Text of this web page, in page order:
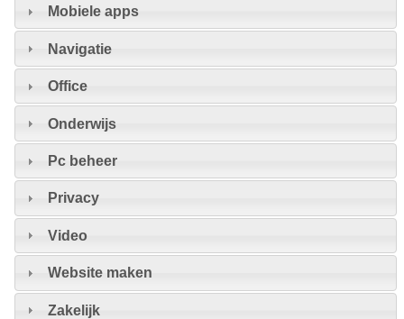
Mobiele apps
Navigatie
Office
Onderwijs
Pc beheer
Privacy
Video
Website maken
Zakelijk